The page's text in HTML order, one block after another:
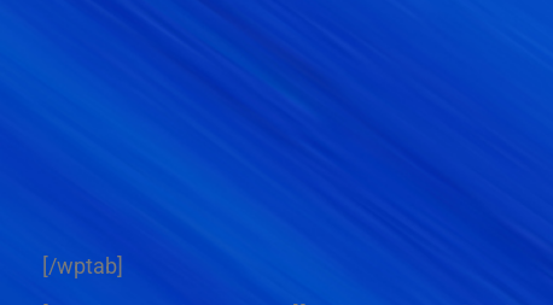
[/wptab]